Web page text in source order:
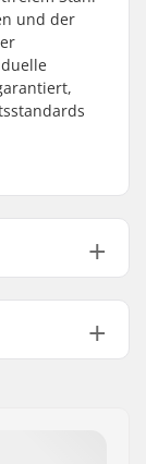
und der
soft